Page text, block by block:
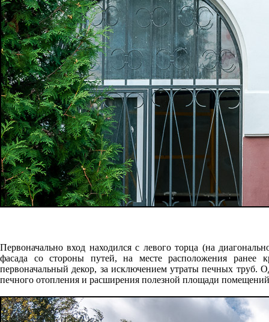
Первоначально вход находился с левого торца (на
фасада со стороны путей, на месте расположения ранее
первоначальный декор, за исключением утраты печных труб.
печного отопления и расширения полезной площади